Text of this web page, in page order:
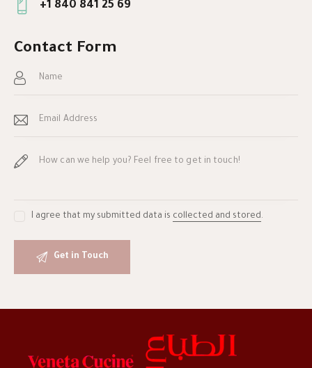
m
on
+1 840 841 25 69
Contact Form
I agree that my submitted data is collected and stored.